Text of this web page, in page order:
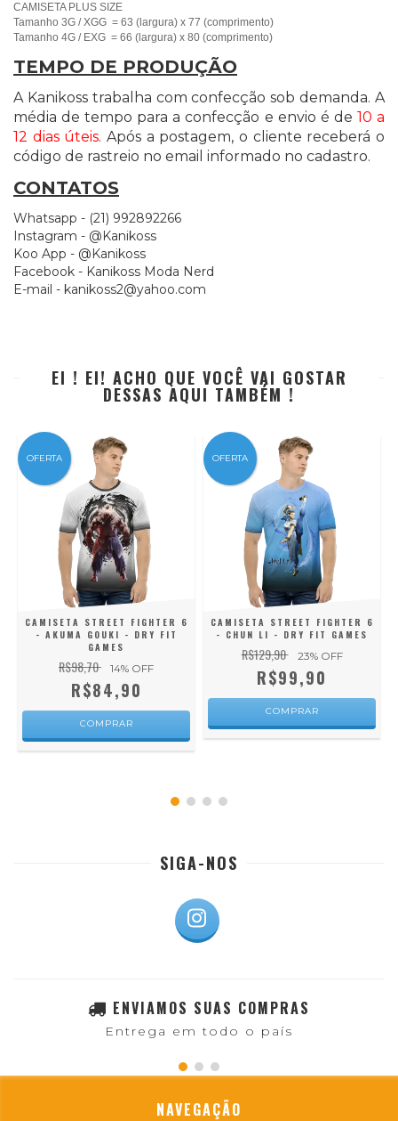
CAMISETA PLUS SIZE
Tamanho 3G / XGG = 63 (largura) x 77 (comprimento)
Tamanho 4G / EXG = 66 (largura) x 80 (comprimento)
TEMPO DE PRODUÇÃO
A Kanikoss trabalha com confecção sob demanda. A
média de tempo para a confecção e envio é de 10 a
12 dias úteis. Após a postagem, o cliente receberá o
código de rastreio no email informado no cadastro.
CONTATOS
Whatsapp - (21) 992892266
Instagram - @Kanikoss
Koo App - @Kanikoss
Facebook - Kanikoss Moda Nerd
E-mail - kanikoss2@yahoo.com
EI ! EI! ACHO QUE VOCÊ VAI GOSTAR
DESSAS AQUI TAMBÉM !
OFERTA
CAMISETA STREET FIGHTER 6
- AKUMA GOUKI - DRY FIT
GAMES
R$98,70 14% OFF
R$84,90
COMPRAR
OFERTA
CAMISETA STREET FIGHTER 6
- CHUN LI - DRY FIT GAMES
R$129,90 23% OFF
R$99,90
COMPRAR
SIGA-NOS
ENVIAMOS SUAS COMPRAS
Entrega em todo o país
NAVEGAÇÃO